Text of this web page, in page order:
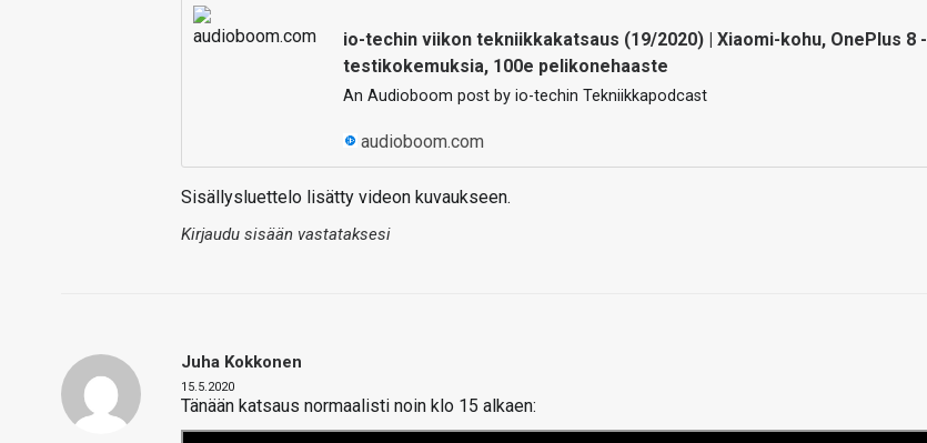
io-techin viikon tekniikkakatsaus (19/2020) | Xiaomi-kohu, OnePlus 8 -
testikokemuksia, 100e pelikonehaaste
An Audioboom post by io-techin Tekniikkapodcast
audioboom.com
Sisällysluettelo lisätty videon kuvaukseen.
Kirjaudu sisään vastataksesi
Juha Kokkonen
15.5.2020
Tänään katsaus normaalisti noin klo 15 alkaen: